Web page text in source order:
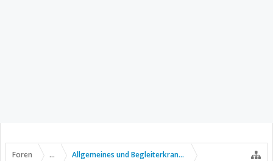
Foren ... Allgemeines und Begleiterkrankungen